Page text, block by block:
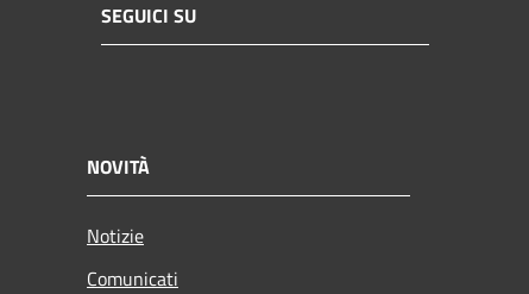
SEGUICI SU
NOVITÀ
Notizie
Comunicati